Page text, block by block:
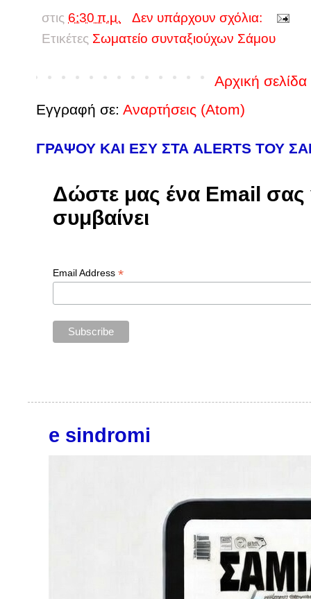
στις 6:30 π.μ.
Δεν υπάρχουν σχόλια:
Ετικέτες Σωματείο συνταξιούχων Σάμου
Αρχική σελίδα
Εγγραφή σε: Αναρτήσεις (Atom)
ΓΡΑΨΟΥ ΚΑΙ ΕΣΥ ΣΤΑ ALERTS ΤΟΥ
Δώστε μας ένα Email σας
συμβαίνει
Email Address *
e sindromi